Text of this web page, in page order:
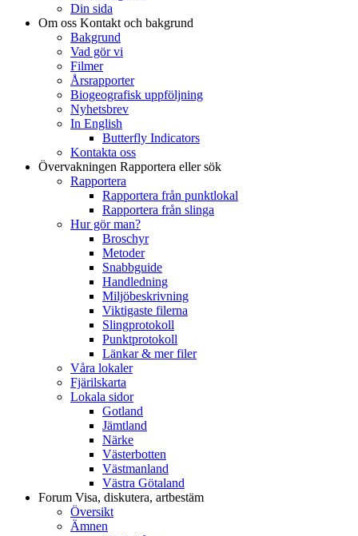
Din sida
Om oss Kontakt och bakgrund
Bakgrund
Vad gör vi
Filmer
Årsrapporter
Biogeografisk uppföljning
Nyhetsbrev
In English
Butterfly Indicators
Kontakta oss
Övervakningen Rapportera eller sök
Rapportera
Rapportera från punktlokal
Rapportera från slinga
Hur gör man?
Broschyr
Metoder
Snabbguide
Handledning
Miljöbeskrivning
Viktigaste filerna
Slingprotokoll
Punktprotokoll
Länkar & mer filer
Våra lokaler
Fjärilskarta
Lokala sidor
Gotland
Jämtland
Närke
Västerbotten
Västmanland
Västra Götaland
Forum Visa, diskutera, artbestäm
Översikt
Ämnen